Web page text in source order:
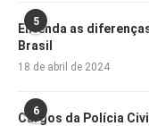
5
Entenda as
Brasil
18 de abril de 2024
6
Cargos da Polícia